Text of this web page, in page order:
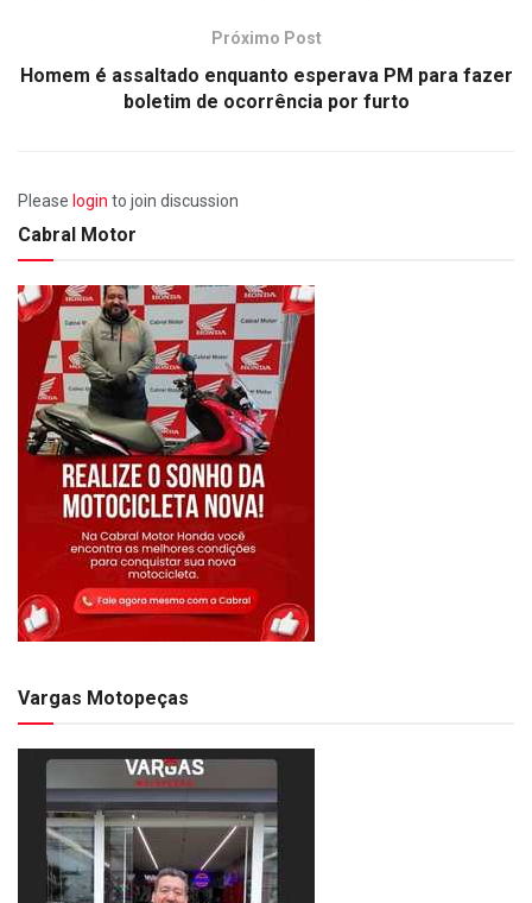
Próximo Post
Homem é assaltado enquanto esperava PM para fazer
boletim de ocorrência por furto
Please login to join discussion
Cabral Motor
Vargas Motopeças